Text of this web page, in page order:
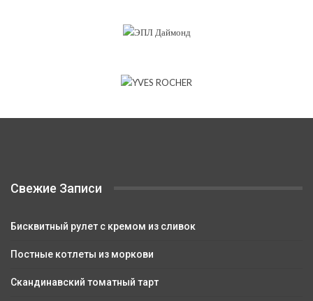
Свежие Записи
Бисквитный рулет с кремом из сливок
Постные котлеты из моркови
Скандинавский томатный тарт